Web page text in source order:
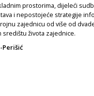
prostorima, dijeleći
i nepostojeće strategije
zajednicu od više od
života zajednice.
Perišić